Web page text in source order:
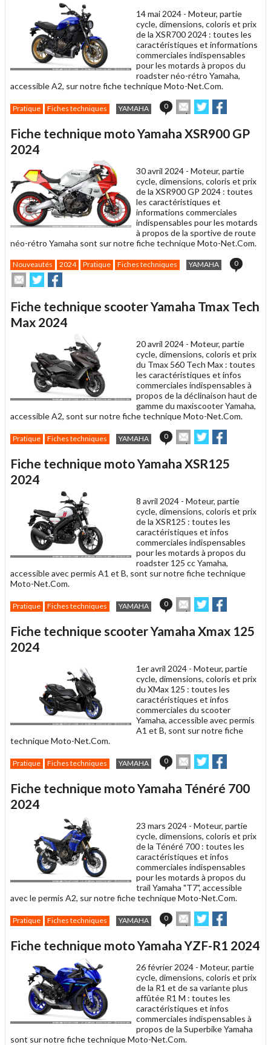
14 mai 2024 - Moteur, partie
cycle, dimensions, coloris et prix
de la XSR700 2024 : toutes les
caractéristiques et informations
commerciales indispensables
pour les motards à propos du
roadster néo-rétro Yamaha,
accessible A2, sur notre fiche technique Moto-Net.Com.
Pratique Fiches techniques YAMAHA 0
Envoyer
cet
à
Partager
sur sur
Fiche technique moto Yamaha XSR900 GP
2024
30 avril 2024 - Moteur, partie
cycle, dimensions, coloris et prix
de la XSR900 GP 2024 : toutes
les caractéristiques et
informations commerciales
indispensables pour les motards
à propos de la sportive de route
néo-rétro Yamaha sont sur notre fiche technique Moto-Net.Com.
Nouveautés 2024 Pratique Fiches techniques YAMAHA 0
Envoyer
cet
à
un
ami
Partager
sur
sur
Fiche technique scooter Yamaha Tmax Tech
Max 2024
20 avril 2024 - Moteur, partie
cycle, dimensions, coloris et prix
du Tmax 560 Tech Max : toutes
les caractéristiques et infos
commerciales indispensables à
propos de la déclinaison haut de
gamme du maxiscooter Yamaha,
accessible A2, sont sur notre fiche technique Moto-Net.Com.
Pratique Fiches techniques YAMAHA 0
Envoyer
cet
à
Partager
sur sur
Fiche technique moto Yamaha XSR125
2024
8 avril 2024 - Moteur, partie
cycle, dimensions, coloris et prix
de la XSR125 : toutes les
caractéristiques et infos
commerciales indispensables
pour les motards à propos du
roadster 125 cc Yamaha,
accessible avec permis A1 et B, sont sur notre fiche technique
Moto-Net.Com.
Pratique Fiches techniques YAMAHA 0
Envoyer
cet
à
Partager
sur sur
Fiche technique scooter Yamaha Xmax 125
2024
1er avril 2024 - Moteur, partie
cycle, dimensions, coloris et prix
du XMax 125 : toutes les
caractéristiques et infos
commerciales du scooter
Yamaha, accessible avec permis
A1 et B, sont sur notre fiche
technique Moto-Net.Com.
Pratique Fiches techniques YAMAHA 0
Envoyer
cet
à
Partager
sur sur
Fiche technique moto Yamaha Ténéré 700
2024
23 mars 2024 - Moteur, partie
cycle, dimensions, coloris et prix
de la Ténéré 700 : toutes les
caractéristiques et infos
commerciales indispensables
pour les motards à propos du
trail Yamaha "T7", accessible
avec le permis A2, sur notre fiche technique Moto-Net.Com.
Pratique Fiches techniques YAMAHA 0
Envoyer
cet
à
ami
Partager
sur sur
Fiche technique moto Yamaha YZF-R1 2024
26 février 2024 - Moteur, partie
cycle, dimensions, coloris et prix
de la R1 et de sa variante plus
affûtée R1 M : toutes les
caractéristiques et infos
commerciales indispensables à
propos de la Superbike Yamaha
sont sur notre fiche technique Moto-Net.Com.